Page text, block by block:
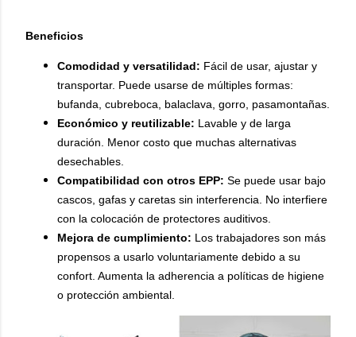
Beneficios
Comodidad y versatilidad: Fácil de usar, ajustar y
transportar. Puede usarse de múltiples formas:
bufanda, cubreboca, balaclava, gorro, pasamontañas.
Económico y reutilizable: Lavable y de larga
duración. Menor costo que muchas alternativas
desechables.
Compatibilidad con otros EPP: Se puede usar bajo
cascos, gafas y caretas sin interferencia. No interfiere
con la colocación de protectores auditivos.
Mejora de cumplimiento: Los trabajadores son más
propensos a usarlo voluntariamente debido a su
confort. Aumenta la adherencia a políticas de higiene
o protección ambiental.